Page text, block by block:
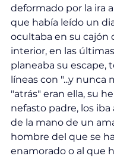
deformado por la ira
que había leído un
ocultaba en su cajón
interior, en las
planeaba su escape,
líneas con "...y nunca
"atrás" eran ella, su
nefasto padre, los
de la mano de un
hombre del que se
enamorado o al que